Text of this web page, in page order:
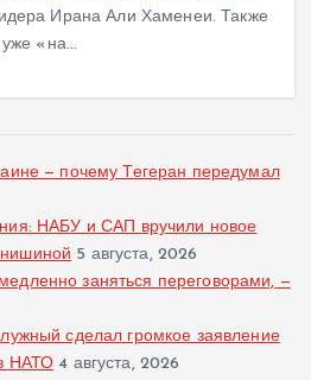
Ирана Али Хаменеи. Также
уже «на…
— почему Тегеран передумал
НАБУ и САП вручили новое
5 августа, 2026
заняться переговорами, —
сделал громкое заявление
НАТО 4 августа, 2026